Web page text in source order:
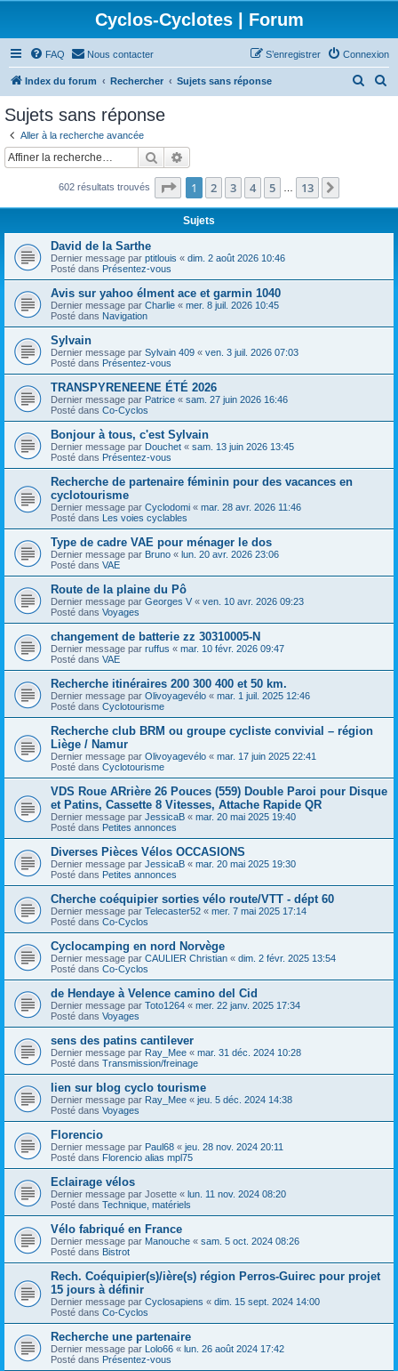
Cyclos-Cyclotes | Forum
FAQ Nous contacter Connexion
S’enregistrer
Index du forum Rechercher Sujets sans réponse
c
c
Sujets sans réponse
Aller à la recherche avancée
Rechercher
602 résultats trouvés Page 1sur13
1 2 3 4 5 13
Sujets
David de la Sarthe
Dernier message par ptitlouis « dim. 2 août 2026 10:46
Posté dans Présentez-vous
Avis sur yahoo élment ace et garmin 1040
Dernier message par Charlie « mer. 8 juil. 2026 10:45
Posté dans Navigation
Sylvain
Dernier message par Sylvain 409 « ven. 3 juil. 2026 07:03
Posté dans Présentez-vous
TRANSPYRENEENE ÉTÉ 2026
Dernier message par Patrice « sam. 27 juin 2026 16:46
Posté dans Co-Cyclos
Bonjour à tous, c'est Sylvain
Dernier message par Douchet « sam. 13 juin 2026 13:45
Posté dans Présentez-vous
Recherche de partenaire féminin pour des vacances en
cyclotourisme
Dernier message par Cyclodomi « mar. 28 avr. 2026 11:46
Posté dans Les voies cyclables
Type de cadre VAE pour ménager le dos
Dernier message par Bruno « lun. 20 avr. 2026 23:06
Posté dans VAE
Route de la plaine du Pô
Dernier message par Georges V « ven. 10 avr. 2026 09:23
Posté dans Voyages
changement de batterie zz 30310005-N
Dernier message par ruffus « mar. 10 févr. 2026 09:47
Posté dans VAE
Recherche itinéraires 200 300 400 et 50 km.
Dernier message par Olivoyagevélo « mar. 1 juil. 2025 12:46
Posté dans Cyclotourisme
Recherche club BRM ou groupe cycliste convivial – région
Liège / Namur
Dernier message par Olivoyagevélo « mar. 17 juin 2025 22:41
Posté dans Cyclotourisme
VDS Roue ARrière 26 Pouces (559) Double Paroi pour Disque
et Patins, Cassette 8 Vitesses, Attache Rapide QR
Dernier message par JessicaB « mar. 20 mai 2025 19:40
Posté dans Petites annonces
Diverses Pièces Vélos OCCASIONS
Dernier message par JessicaB « mar. 20 mai 2025 19:30
Posté dans Petites annonces
Cherche coéquipier sorties vélo route/VTT - dépt 60
Dernier message par Telecaster52 « mer. 7 mai 2025 17:14
Posté dans Co-Cyclos
Cyclocamping en nord Norvège
Dernier message par CAULIER Christian « dim. 2 févr. 2025 13:54
Posté dans Co-Cyclos
de Hendaye à Velence camino del Cid
Dernier message par Toto1264 « mer. 22 janv. 2025 17:34
Posté dans Voyages
sens des patins cantilever
Dernier message par Ray_Mee « mar. 31 déc. 2024 10:28
Posté dans Transmission/freinage
lien sur blog cyclo tourisme
Dernier message par Ray_Mee « jeu. 5 déc. 2024 14:38
Posté dans Voyages
Florencio
Dernier message par Paul68 « jeu. 28 nov. 2024 20:11
Posté dans Florencio alias mpl75
Eclairage vélos
Dernier message par Josette « lun. 11 nov. 2024 08:20
Posté dans Technique, matériels
Vélo fabriqué en France
Dernier message par Manouche « sam. 5 oct. 2024 08:26
Posté dans Bistrot
Rech. Coéquipier(s)/ière(s) région Perros-Guirec pour projet
15 jours à définir
Dernier message par Cyclosapiens « dim. 15 sept. 2024 14:00
Posté dans Co-Cyclos
Recherche une partenaire
Dernier message par Lolo66 « lun. 26 août 2024 17:42
Posté dans Présentez-vous